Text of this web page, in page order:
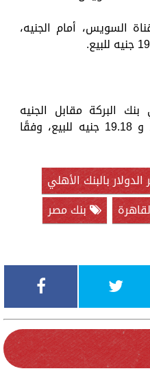
السويس، أمام الجنيه،
البركة مقابل الجنيه
المصري، 19.08 جنيه للشراء، و 19.18 جنيه للبيع، وفقًا
بالبنك الأهلي
بنك مصر